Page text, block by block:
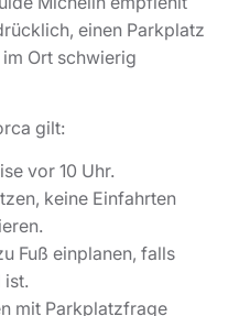
Fuß einplanen, falls
ist.
mit Parkplatzfrage
Fahrer prüfen, speziell
L203 als Verbindung
über Deià und
Personen empfiehlt
zur